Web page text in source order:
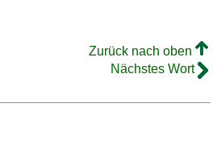
Zurück nach oben
Nächstes Wort